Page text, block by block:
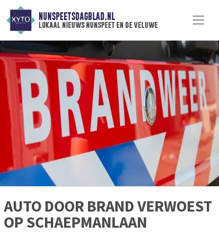
NUNSPEETSDAGBLAD.NL
lokaal nieuws nunspeet en de veluwe
AUTO DOOR BRAND VERWOEST
OP SCHAEPMANLAAN